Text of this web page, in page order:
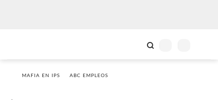
MAFIA EN IPS ABC EMPLEOS